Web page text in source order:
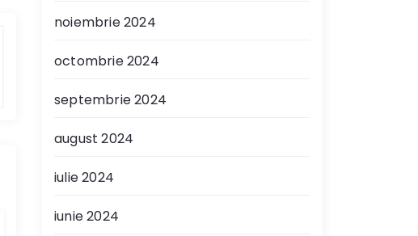
noiembrie 2024
octombrie 2024
septembrie 2024
august 2024
iulie 2024
iunie 2024